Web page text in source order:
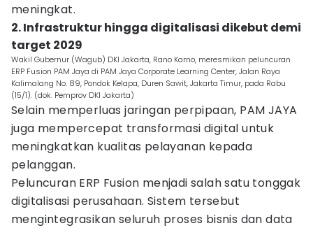
meningkat.
2. Infrastruktur hingga digitalisasi dikebut demi
target 2029
Wakil Gubernur (Wagub) DKI Jakarta, Rano Karno, meresmikan peluncuran
ERP Fusion PAM Jaya di PAM Jaya Corporate Learning Center, Jalan Raya
Kalimalang No. 89, Pondok Kelapa, Duren Sawit, Jakarta Timur, pada Rabu
(15/1). (dok. Pemprov DKI Jakarta)
Selain memperluas jaringan perpipaan, PAM JAYA
juga mempercepat transformasi digital untuk
meningkatkan kualitas pelayanan kepada
pelanggan.
Peluncuran ERP Fusion menjadi salah satu tonggak
digitalisasi perusahaan. Sistem tersebut
mengintegrasikan seluruh proses bisnis dan data